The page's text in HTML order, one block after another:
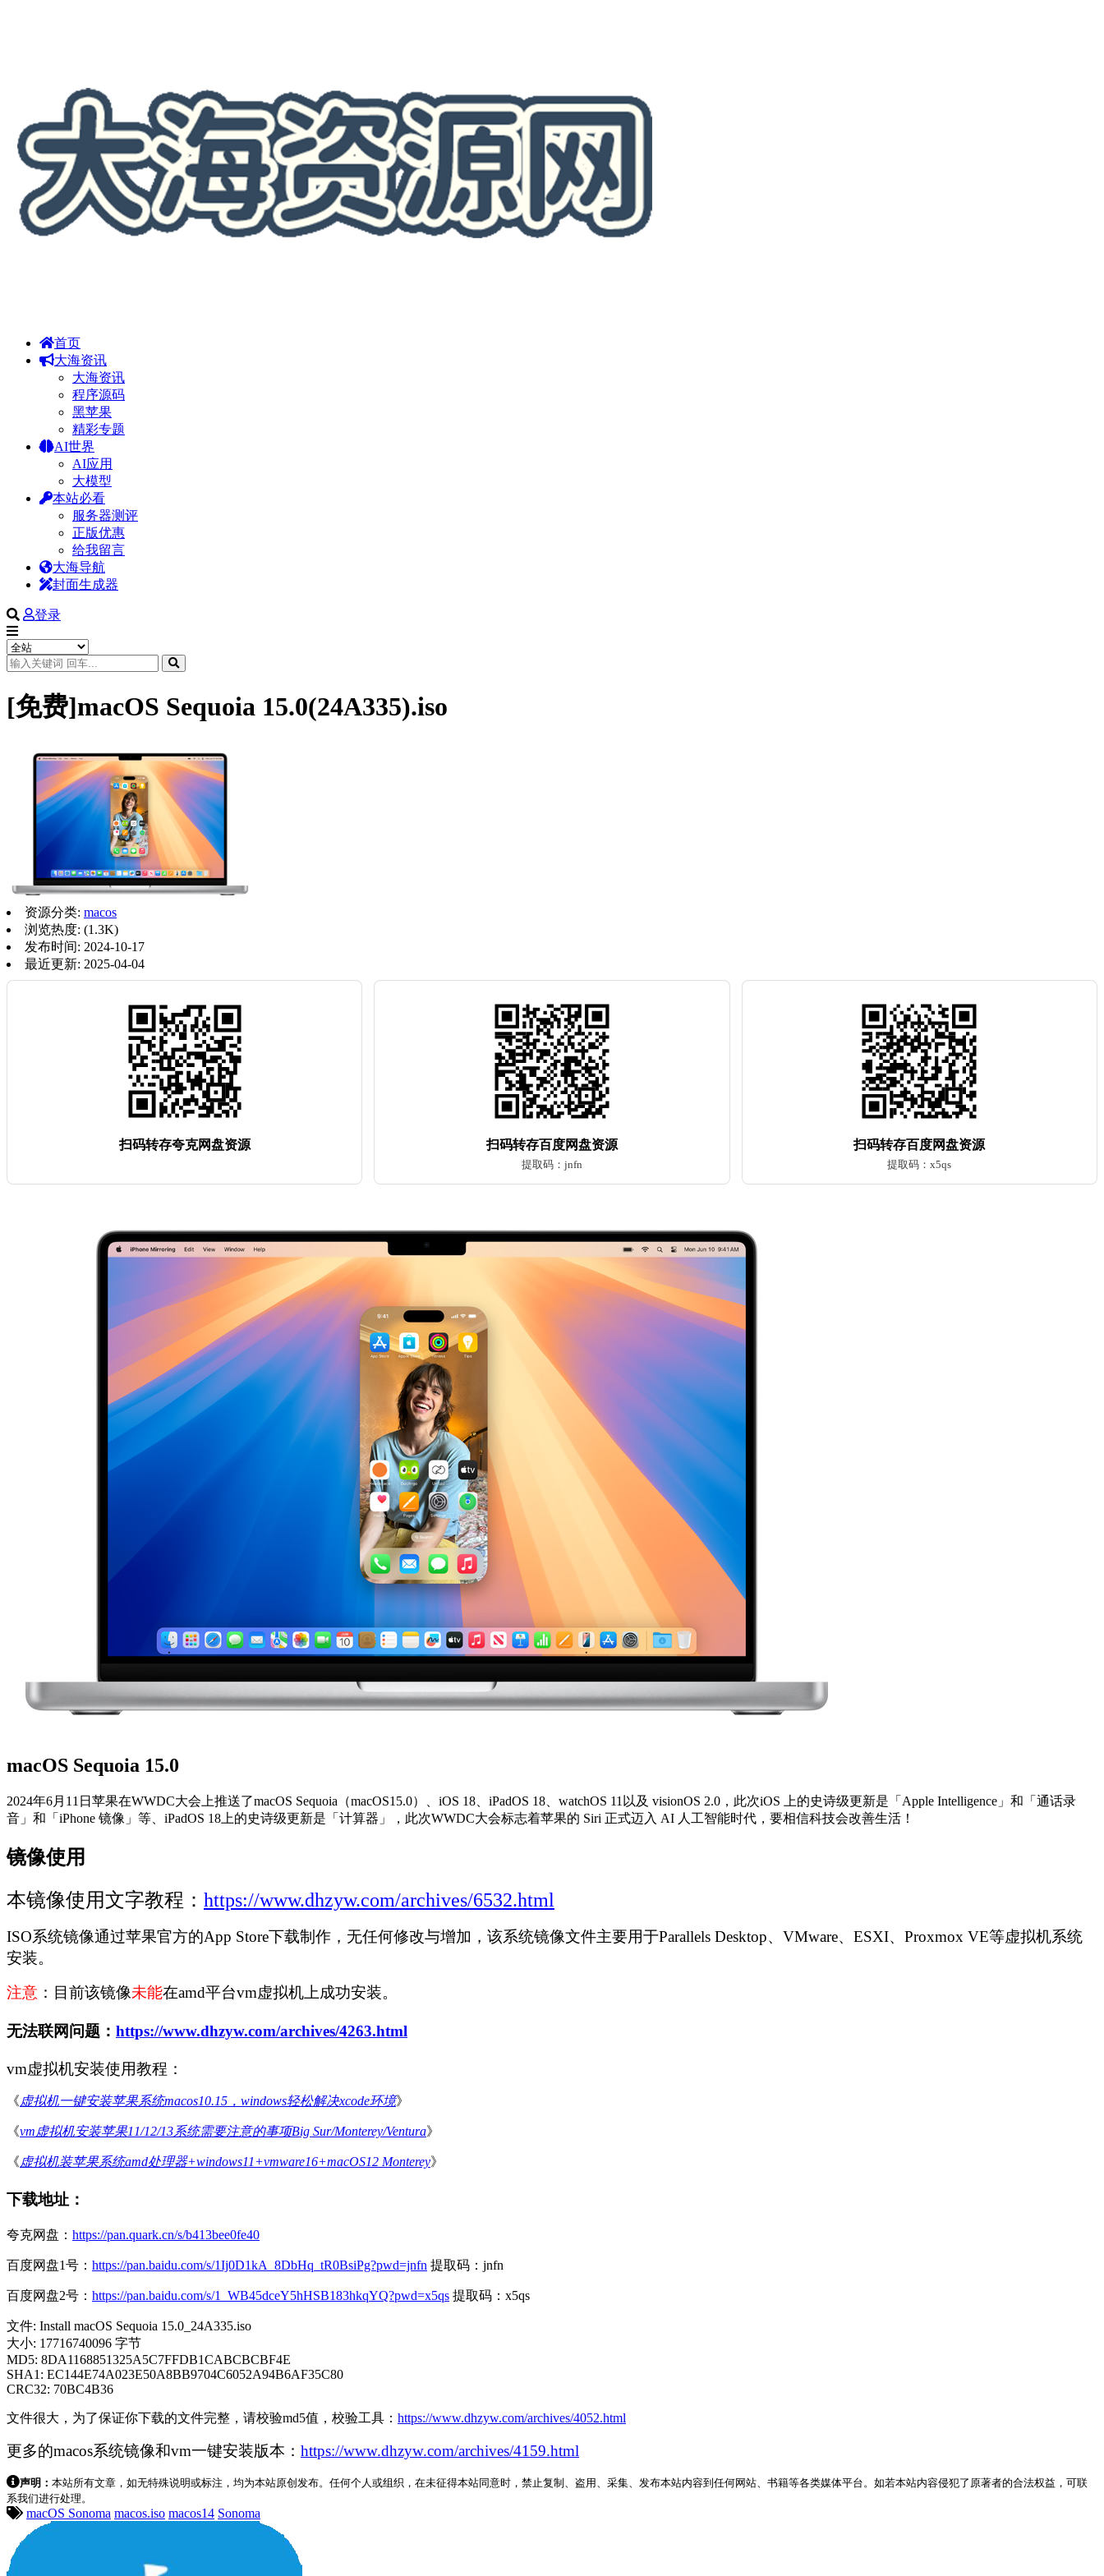
首页
大海资讯
大海资讯
程序源码
黑苹果
精彩专题
AI世界
AI应用
大模型
本站必看
服务器测评
正版优惠
给我留言
大海导航
封面生成器
登录
[免费]macOS Sequoia 15.0(24A335).iso
资源分类: macos
浏览热度: (1.3K)
发布时间: 2024-10-17
最近更新: 2025-04-04
扫码转存夸克网盘资源 扫码转存百度网盘资源
提取码：jnfn
扫码转存百度网盘资源
提取码：x5qs
macOS Sequoia 15.0
2024年6月11日苹果在WWDC大会上推送了macOS Sequoia（macOS15.0）、iOS 18、iPadOS 18、watchOS 11以及 visionOS 2.0，此次iOS 上的史诗级更新是「Apple Intelligence」和「通话录
音」和「iPhone 镜像」等、iPadOS 18上的史诗级更新是「计算器」，此次WWDC大会标志着苹果的 Siri 正式迈入 AI 人工智能时代，要相信科技会改善生活！
镜像使用
本镜像使用文字教程： https://www.dhzyw.com/archives/6532.html
ISO系统镜像通过苹果官方的App Store下载制作，无任何修改与增加，该系统镜像文件主要用于Parallels Desktop、VMware、ESXI、Proxmox VE等虚拟机系统
安装。
注意 ：目前该镜像未能在amd平台vm虚拟机上成功安装。
无法联网问题： https://www.dhzyw.com/archives/4263.html
vm虚拟机安装使用教程：
《虚拟机一键安装苹果系统macos10.15，windows轻松解决xcode环境》
《vm虚拟机安装苹果11/12/13系统需要注意的事项Big Sur/Monterey/Ventura》
《虚拟机装苹果系统amd处理器+windows11+vmware16+macOS12 Monterey》
下载地址：
夸克网盘： https://pan.quark.cn/s/b413bee0fe40
百度网盘1号： https://pan.baidu.com/s/1Ij0D1kA_8DbHq_tR0BsiPg?pwd=jnfn 提取码：jnfn
百度网盘2号： https://pan.baidu.com/s/1_WB45dceY5hHSB183hkqYQ?pwd=x5qs 提取码：x5qs
文件: Install macOS Sequoia 15.0_24A335.iso
大小: 17716740096 字节
MD5: 8DA1168851325A5C7FFDB1CABCBCBF4E
SHA1: EC144E74A023E50A8BB9704C6052A94B6AF35C80
CRC32: 70BC4B36
文件很大，为了保证你下载的文件完整，请校验md5值，校验工具： https://www.dhzyw.com/archives/4052.html
更多的macos系统镜像和vm一键安装版本： https://www.dhzyw.com/archives/4159.html
声明： 本站所有文章，如无特殊说明或标注，均为本站原创发布。任何个人或组织，在未征得本站同意时，禁止复制、盗用、采集、发布本站内容到任何网站、书籍等各类媒体平台。如若本站内容侵犯了原著者的合法权益，可联
系我们进行处理。
macOS Sonoma macos.iso macos14 Sonoma